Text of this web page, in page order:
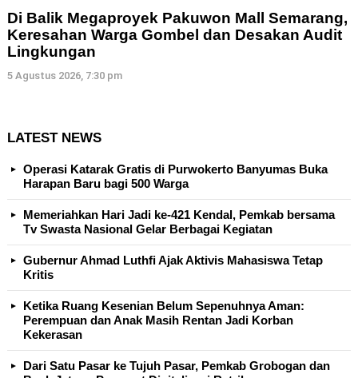
Di Balik Megaproyek Pakuwon Mall Semarang,
Keresahan Warga Gombel dan Desakan Audit
Lingkungan
5 Agustus 2026, 7:30 pm
LATEST NEWS
Operasi Katarak Gratis di Purwokerto Banyumas Buka
Harapan Baru bagi 500 Warga
Memeriahkan Hari Jadi ke-421 Kendal, Pemkab bersama
Tv Swasta Nasional Gelar Berbagai Kegiatan
Gubernur Ahmad Luthfi Ajak Aktivis Mahasiswa Tetap
Kritis
Ketika Ruang Kesenian Belum Sepenuhnya Aman:
Perempuan dan Anak Masih Rentan Jadi Korban
Kekerasan
Dari Satu Pasar ke Tujuh Pasar, Pemkab Grobogan dan